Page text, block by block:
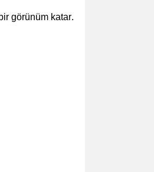
görünüm katar.